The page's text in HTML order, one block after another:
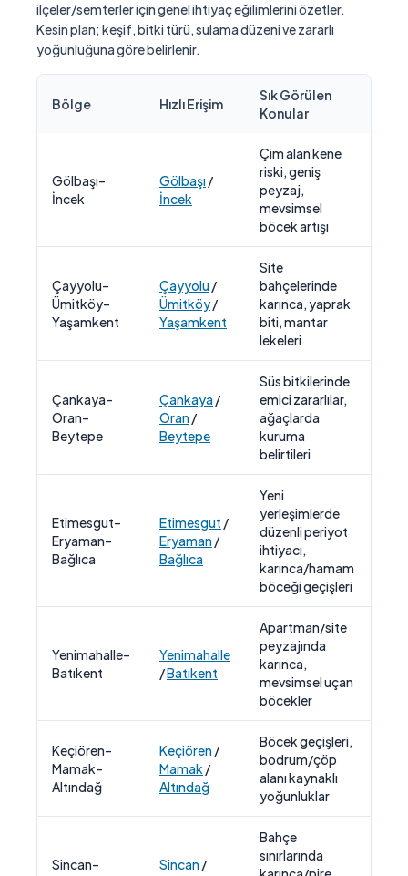
ilçeler/semterler için genel ihtiyaç eğilimlerini özetler.
Kesin plan; keşif, bitki türü, sulama düzeni ve zararlı
yoğunluğuna göre belirlenir.
Bölge Hızlı Erişim
Sık Görülen
Konular
Gölbaşı–
İncek
Gölbaşı/
İncek
Çim alan kene
riski, geniş
peyzaj,
mevsimsel
böcek artışı
Çayyolu–
Ümitköy–
Yaşamkent
Çayyolu/
Ümitköy/
Yaşamkent
Site
bahçelerinde
karınca, yaprak
biti, mantar
lekeleri
Çankaya–
Oran–
Beytepe
Çankaya/
Oran/
Beytepe
Süs bitkilerinde
emici zararlılar,
ağaçlarda
kuruma
belirtileri
Etimesgut–
Eryaman–
Bağlıca
Etimesgut /
Eryaman/
Bağlıca
Yeni
yerleşimlerde
düzenli periyot
ihtiyacı,
karınca/hamam
böceği geçişleri
Yenimahalle–
Batıkent
Yenimahalle
/Batıkent
Apartman/site
peyzajında
karınca,
mevsimsel uçan
böcekler
Keçiören–
Mamak–
Altındağ
Keçiören/
Mamak /
Altındağ
Böcek geçişleri,
bodrum/çöp
alanı kaynaklı
yoğunluklar
Sincan–
Sincan/
Bahçe
sınırlarında